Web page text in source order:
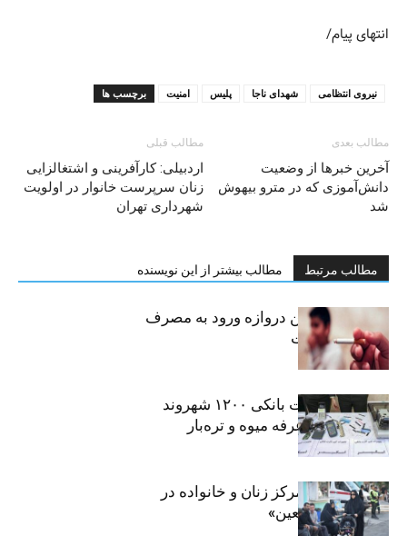
انتهای پیام/
برچسب ها امنیت پلیس شهدای ناجا نیروی انتظامی
مطالب قبلی
اردبیلی: کارآفرینی و اشتغالزایی
زنان سرپرست خانوار در اولویت
شهرداری تهران
مطالب بعدی
آخرین خبرها از وضعیت
دانش‌آموزی که در مترو بیهوش
شد
مطالب مرتبط مطالب بیشتر از این نویسنده
سیگار، مهمترین دروازه ورود به مصرف
موادمخدر است
افشای اطلاعات بانکی ۱۲۰۰ شهروند
تهرانی در یک غرفه میوه و تره‌بار
روایت حضور مرکز زنان و خانواده در
«جاماندگان اربعین»